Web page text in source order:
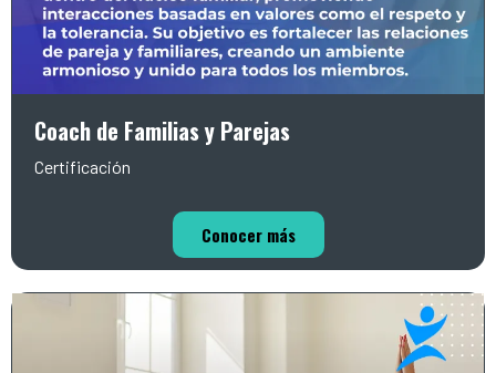
Coach de Familias y Parejas
Certificación
Conocer más